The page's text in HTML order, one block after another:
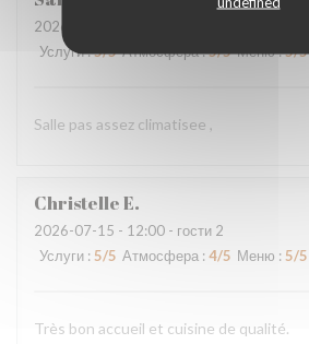
2026-07-18
Услуги:5/5 Атмосфера:5/5 Меню:5/5
Salle pas assez climatisee ,
ChristelleE
2026-07-15 - 12:00 - гости 2
Услуги :5/5 Атмосфера : 4/5 Меню : 5/5
Très bon accueil et cuisine de qualité.